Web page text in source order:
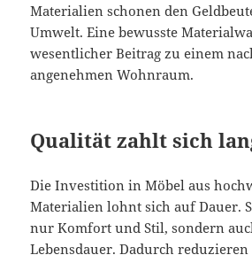
Materialien schonen den
Umwelt. Eine bewusste
wesentlicher Beitrag zu einem
angenehmen Wohnraum.
Qualität zahlt sich
Die Investition in Möbel aus
Materialien lohnt sich auf Dauer.
nur Komfort und Stil, sondern
Lebensdauer. Dadurch reduzieren